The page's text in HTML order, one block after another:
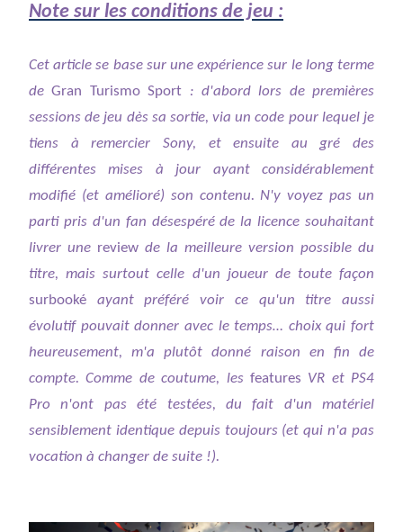
Note sur les conditions de jeu :
Cet article se base sur une expérience sur le long terme
deGran Turismo Sport : d'abord lors de premières
sessions de jeu dès sa sortie, via un code pour lequel je
tiens à remercier Sony, et ensuite au gré des
différentes mises à jour ayant considérablement
modifié (et amélioré) son contenu. N'y voyez pas un
parti pris d'un fan désespéré de la licence souhaitant
livrer une review de la meilleure version possible du
titre, mais surtout celle d'un joueur de toute façon
surbooké ayant préféré voir ce qu'un titre aussi
évolutif pouvait donner avec le temps… choix qui fort
heureusement, m'a plutôt donné raison en fin de
compte. Comme de coutume, les features VR et PS4
Pro n'ont pas été testées, du fait d'un matériel
sensiblement identique depuis toujours (et qui n'a pas
vocation à changer de suite !).